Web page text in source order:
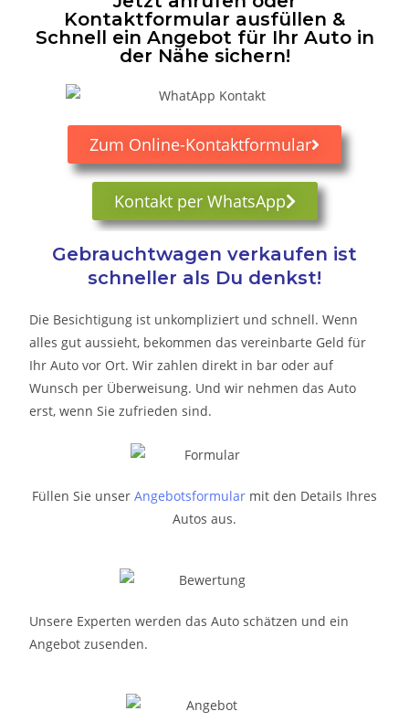
Kontaktformular ausfüllen &
Schnell ein Angebot für Ihr Auto in
der Nähe sichern!
Zum Online-Kontaktformular
Kontakt per WhatsApp
Gebrauchtwagen verkaufen ist
schneller als Du denkst!
Die Besichtigung ist unkompliziert und schnell. Wenn
alles gut aussieht, bekommen das vereinbarte Geld für
Ihr Auto vor Ort. Wir zahlen direkt in bar oder auf
Wunsch per Überweisung. Und wir nehmen das Auto
erst, wenn Sie zufrieden sind.
Füllen Sie unser Angebotsformular mit den Details Ihres
Autos aus.
Unsere Experten werden das Auto schätzen und ein
Angebot zusenden.